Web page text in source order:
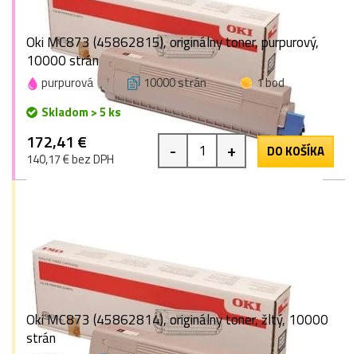
Oki MC873 (45862815), originálny toner, purpurový,
10000 strán
purpurová 10000 strán
1 bod
Skladom > 5 ks
172,41 €
140,17 € bez DPH - + DO KOŠÍKA
Oki MC873 (45862814), originálny toner, žltý, 10000
strán